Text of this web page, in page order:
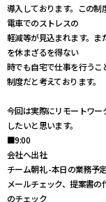
導入しております。この
電車でのストレスの
軽減等が見込まれます。
を休まざるを得ない
時でも自宅で仕事を行う
制度だと考えております。
今回は実際にリモートワ
したいと思います。
■9:00
会社へ出社
チーム朝礼 -本日の業務予
メールチェック、提案書
のチェック